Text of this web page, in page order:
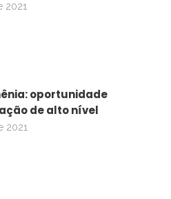
2021
oportunidade
de alto nível
2021